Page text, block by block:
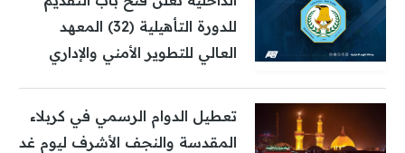
للدورة التأهيلية (32) المعهد
العالي للتطوير الأمني والإداري
تعطيل الدوام الرسمي في كربلاء
المقدسة والنجف الأشرف ليوم غد